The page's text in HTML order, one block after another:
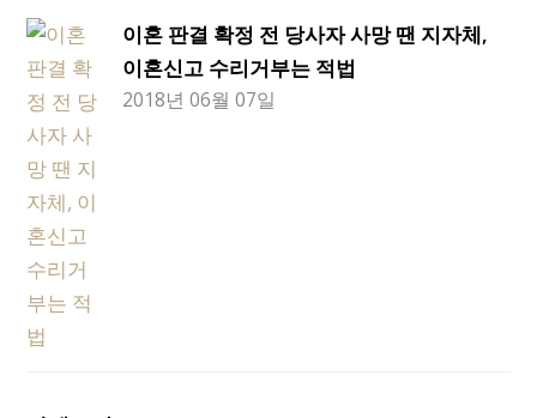
이혼 판결 확정 전 당사자 사망 땐 지자체,
이혼신고 수리거부는 적법
2018년 06월 07일